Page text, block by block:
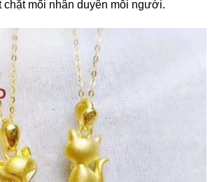
chặt mối nhân duyên mỗi người.